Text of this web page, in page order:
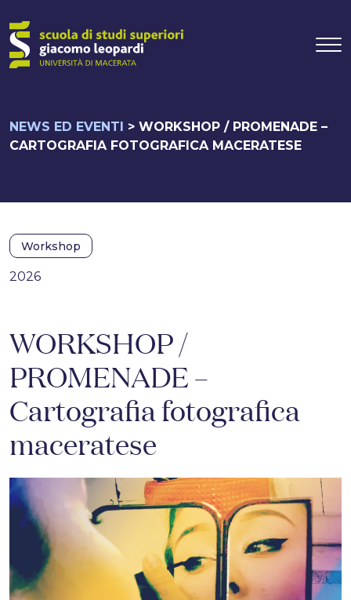
Navigazione
NEWS ED EVENTI > WORKSHOP / PROMENADE –
CARTOGRAFIA FOTOGRAFICA MACERATESE
Workshop
2026
WORKSHOP /
PROMENADE –
Cartografia fotografica
maceratese